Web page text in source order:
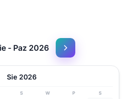
- Paz 2026
Sie 2026
S W P S